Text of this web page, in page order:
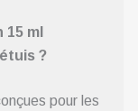
ml
?
pour les